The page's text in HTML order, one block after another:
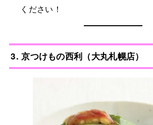
ください！
3. 京つけもの西利（大丸札幌店）